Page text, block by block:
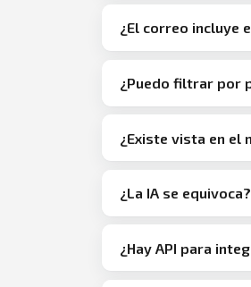
¿El correo incluye
¿Puedo filtrar por
¿Existe vista en el
¿La IA se
¿Hay API para